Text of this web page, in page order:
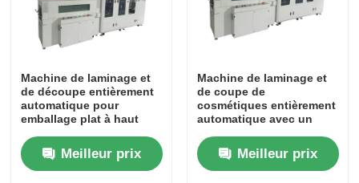
Machine de laminage et
de découpe entièrement
automatique pour
emballage plat à haut
Meilleur prix
Machine de laminage et
de coupe de
cosmétiques entièrement
automatique avec un
Meilleur prix